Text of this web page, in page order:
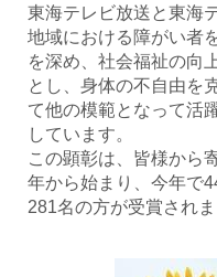
東海テレビ放送と東海
地域における障がい者
を深め、社会福祉の向
とし、身体の不自由を
て他の模範となって活
しています。
この顕彰は、皆様から
年から始まり、今年で
281名の方が受賞されま